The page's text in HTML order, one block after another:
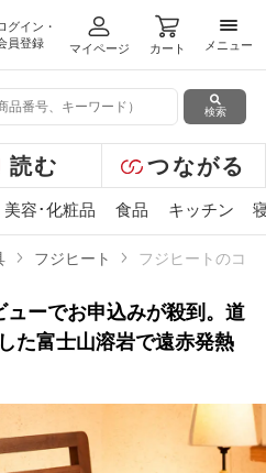
グイン・
員登録
マイページ カート
メニ
メニュー
検索
読む つながる
美容･化粧品 食品 キッチン
フジヒート フジヒートのコ
ーでお申込みが殺到。道
た富士山溶岩で遠赤発熱